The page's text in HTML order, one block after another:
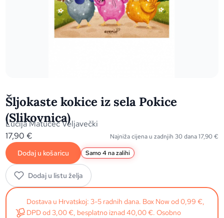
Šljokaste kokice iz sela Pokice
(Slikovnica)
Lucija Matučec Veljavečki
17,90€ Najniža cijena u zadnjih 30 dana17,90€
Dodaj u košaricu Samo 4 na zalihi
Dodaj u listu želja
Dostava u Hrvatskoj: 3-5 radnih dana. Box Now od 0,99 €,
DPD od 3,00 €, besplatno iznad 40,00 €. Osobno